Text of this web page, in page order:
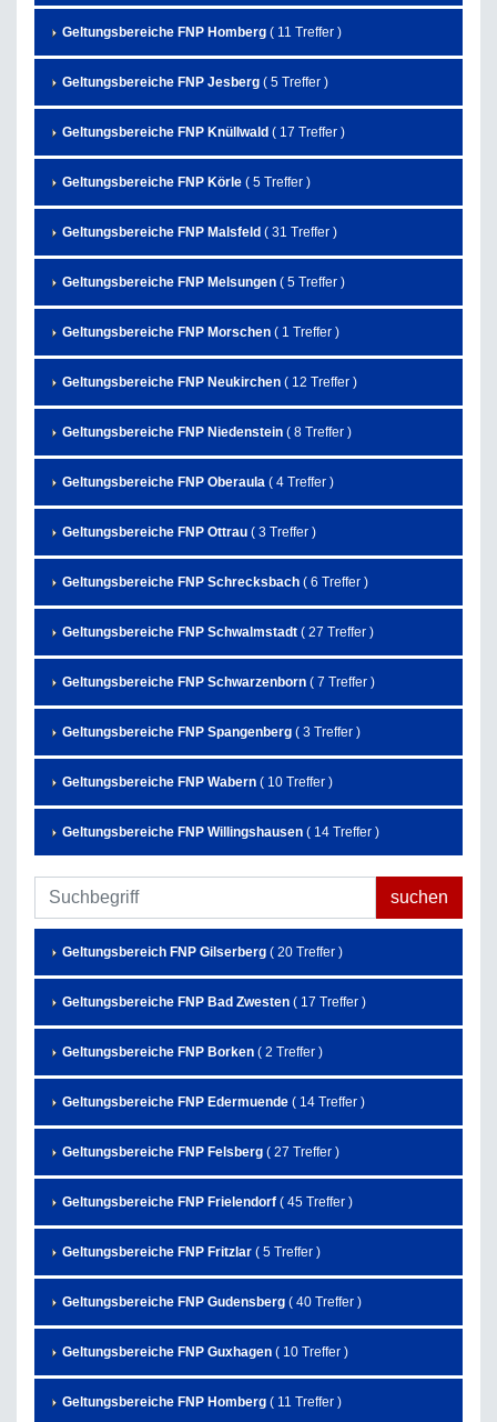
Geltungsbereiche FNP Homberg ( 11 Treffer )
Geltungsbereiche FNP Jesberg ( 5 Treffer )
Geltungsbereiche FNP Knüllwald ( 17 Treffer )
Geltungsbereiche FNP Körle ( 5 Treffer )
Geltungsbereiche FNP Malsfeld ( 31 Treffer )
Geltungsbereiche FNP Melsungen ( 5 Treffer )
Geltungsbereiche FNP Morschen ( 1 Treffer )
Geltungsbereiche FNP Neukirchen ( 12 Treffer )
Geltungsbereiche FNP Niedenstein ( 8 Treffer )
Geltungsbereiche FNP Oberaula ( 4 Treffer )
Geltungsbereiche FNP Ottrau ( 3 Treffer )
Geltungsbereiche FNP Schrecksbach ( 6 Treffer )
Geltungsbereiche FNP Schwalmstadt ( 27 Treffer )
Geltungsbereiche FNP Schwarzenborn ( 7 Treffer )
Geltungsbereiche FNP Spangenberg ( 3 Treffer )
Geltungsbereiche FNP Wabern ( 10 Treffer )
Geltungsbereiche FNP Willingshausen ( 14 Treffer )
Geltungsbereich FNP Gilserberg ( 20 Treffer )
Geltungsbereiche FNP Bad Zwesten ( 17 Treffer )
Geltungsbereiche FNP Borken ( 2 Treffer )
Geltungsbereiche FNP Edermuende ( 14 Treffer )
Geltungsbereiche FNP Felsberg ( 27 Treffer )
Geltungsbereiche FNP Frielendorf ( 45 Treffer )
Geltungsbereiche FNP Fritzlar ( 5 Treffer )
Geltungsbereiche FNP Gudensberg ( 40 Treffer )
Geltungsbereiche FNP Guxhagen ( 10 Treffer )
Geltungsbereiche FNP Homberg ( 11 Treffer )